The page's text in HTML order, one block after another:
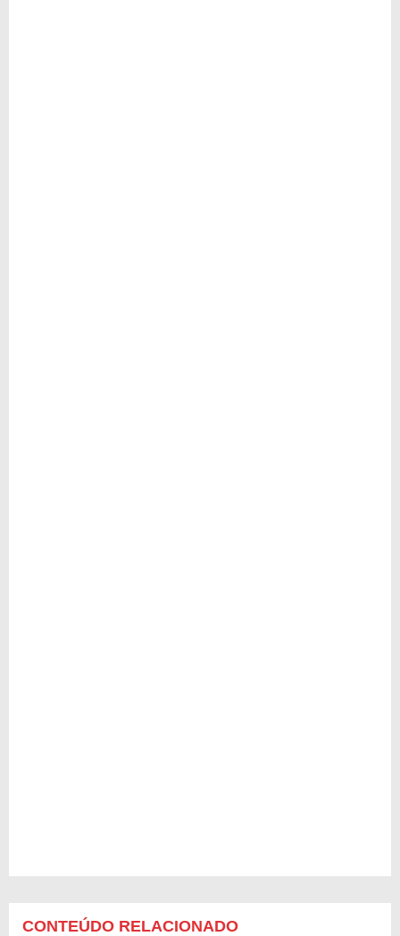
CONTEÚDO RELACIONADO